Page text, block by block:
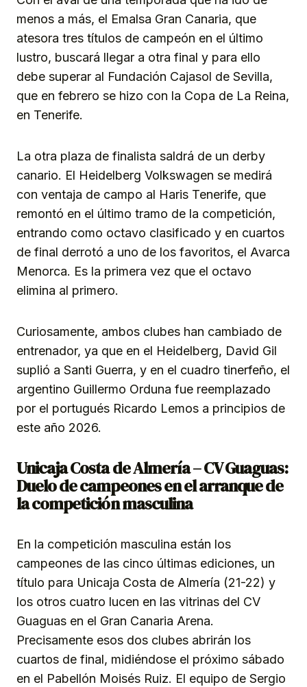
menos a más, el Emalsa Gran Canaria, que
atesora tres títulos de campeón en el último
lustro, buscará llegar a otra final y para ello
debe superar al Fundación Cajasol de Sevilla,
que en febrero se hizo con la Copa de La Reina,
en Tenerife.
La otra plaza de finalista saldrá de un derby
canario. El Heidelberg Volkswagen se medirá
con ventaja de campo al Haris Tenerife, que
remontó en el último tramo de la competición,
entrando como octavo clasificado y en cuartos
de final derrotó a uno de los favoritos, el Avarca
Menorca. Es la primera vez que el octavo
elimina al primero.
Curiosamente, ambos clubes han cambiado de
entrenador, ya que en el Heidelberg, David Gil
suplió a Santi Guerra, y en el cuadro tinerfeño, el
argentino Guillermo Orduna fue reemplazado
por el portugués Ricardo Lemos a principios de
este año 2026.
Unicaja Costa de Almería – CV Guaguas:
Duelo de campeones en el arranque de
la competición masculina
En la competición masculina están los
campeones de las cinco últimas ediciones, un
título para Unicaja Costa de Almería (21-22) y
los otros cuatro lucen en las vitrinas del CV
Guaguas en el Gran Canaria Arena.
Precisamente esos dos clubes abrirán los
cuartos de final, midiéndose el próximo sábado
en el Pabellón Moisés Ruiz. El equipo de Sergio